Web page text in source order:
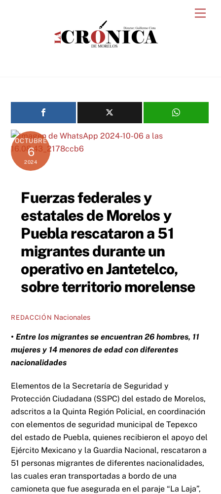
OCTUBRE
6
2024
Fuerzas federales y
estatales de Morelos y
Puebla rescataron a 51
migrantes durante un
operativo en Jantetelco,
sobre territorio morelense
REDACCIÓN Nacionales
• Entre los migrantes se encuentran 26 hombres, 11
mujeres y 14 menores de edad con diferentes
nacionalidades
Elementos de la Secretaría de Seguridad y
Protección Ciudadana (SSPC) del estado de Morelos,
adscritos a la Quinta Región Policial, en coordinación
con elementos de seguridad municipal de Tepexco
del estado de Puebla, quienes recibieron el apoyo del
Ejército Mexicano y la Guardia Nacional, rescataron a
51 personas migrantes de diferentes nacionalidades,
las cuales eran transportadas a bordo de una
camioneta que fue asegurada en el paraje “La Laja”,